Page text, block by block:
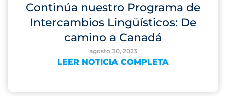
Continúa nuestro Programa de
Intercambios Lingüísticos: De
camino a Canadá
agosto 30, 2023
LEER NOTICIA COMPLETA